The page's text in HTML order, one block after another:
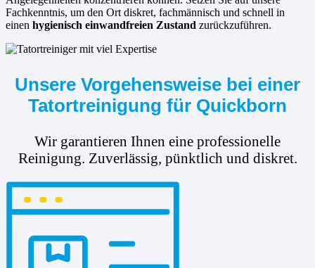
Fachkenntnis, um den Ort diskret, fachmännisch und schnell in
einen hygienisch einwandfreien Zustand zurückzuführen.
Unsere Vorgehensweise bei einer
Tatortreinigung für Quickborn
Wir garantieren Ihnen eine professionelle
Reinigung. Zuverlässig, pünktlich und diskret.